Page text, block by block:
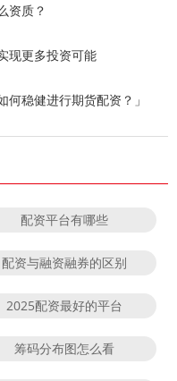
资质？
实现更多投资可能
稳健进行期货配资？」
配资平台有哪些
配资与融资融券的区别
2025配资最好的平台
筹码分布图怎么看